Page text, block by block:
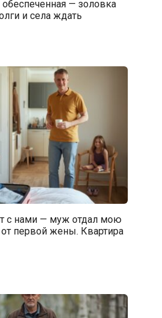
— золовка
и села ждать
с нами — муж отдал мою
первой жены. Квартира